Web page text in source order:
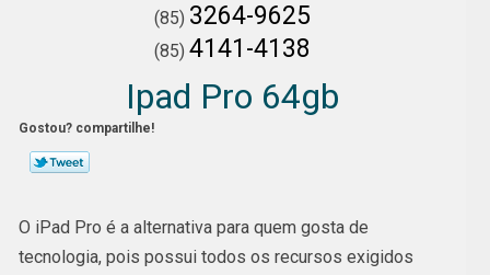
(85) 3264-9625
(85)4141-4138
Ipad Pro 64gb
Gostou? compartilhe!
O iPad Pro é a alternativa para quem gosta de
tecnologia, pois possui todos os recursos exigidos